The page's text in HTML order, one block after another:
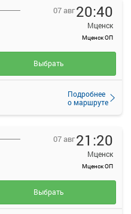
07 авг20:40
Мценск
Мценск ОП
Подробнее
о маршруте
Выбрать
07 авг21:20
Мценск
Мценск ОП
Выбрать